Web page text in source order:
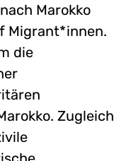
Marokko
Migrant*innen.
die
Zugleich